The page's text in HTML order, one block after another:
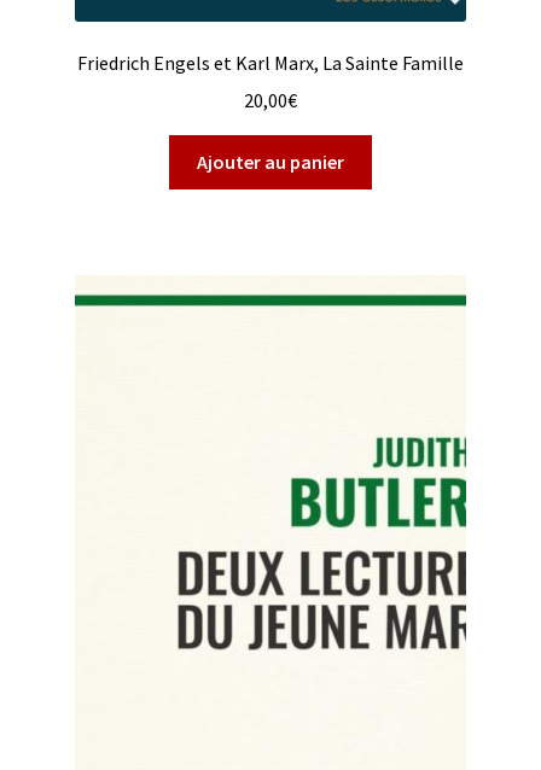
Friedrich Engels et Karl Marx, La Sainte Famille
20,00€
Ajouter au panier